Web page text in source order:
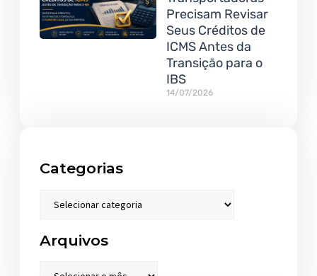
Precisam Revisar
Seus Créditos de
ICMS Antes da
Transição para o
IBS
14/07/2026
Categorias
Arquivos